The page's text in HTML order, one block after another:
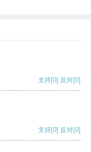
支持[0] 反对[0]
支持[0] 反对[0]